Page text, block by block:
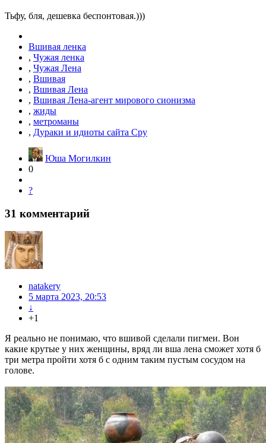
Тьфу, бля, дешевка беспонтовая.)))
Вшивая ленка
, Чужая ленка
, Чужая Лена
, Вшивая
, Вшивая Лена
, Вшивая Лена-агент мирового сионизма
, жиды
, метроманы
, Дураки и идиоты сайта Сру
Юша Могилкин
0
?
31 комментарий
natakery
5 марта 2023, 20:53
↓
+1
Я реально не понимаю, что вшивой сделали пигмеи. Вон
какие крутые у них женщины, вряд ли вша лена сможет хотя б
три метра пройти хотя б с одним таким пустым сосудом на
голове.